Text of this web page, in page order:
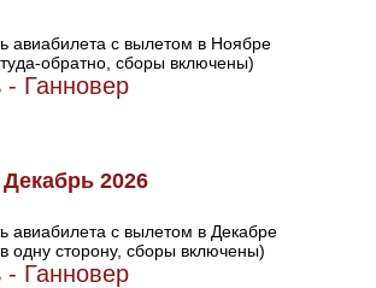
авиабилета с вылетом в Ноябре
обратно, сборы включены)
- Ганновер
2026
авиабилета с вылетом в Декабре
одну сторону, сборы включены)
- Ганновер